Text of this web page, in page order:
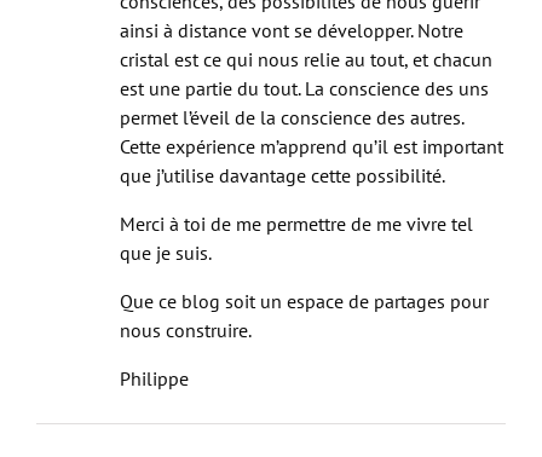
Je crois sincèrement qu’avec l’éveil de nos
consciences, des possibilités de nous guérir
ainsi à distance vont se développer. Notre
cristal est ce qui nous relie au tout, et chacun
est une partie du tout. La conscience des uns
permet l’éveil de la conscience des autres.
Cette expérience m’apprend qu’il est important
que j’utilise davantage cette possibilité.
Merci à toi de me permettre de me vivre tel
que je suis.
Que ce blog soit un espace de partages pour
nous construire.
Philippe